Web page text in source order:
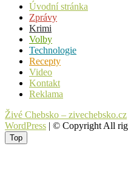
Úvodní stránka
Zprávy
Krimi
Volby
Technologie
Recepty
Video
Kontakt
Reklama
Živé Chebsko – zivechebsko.cz
WordPress | © Copyright All
Top